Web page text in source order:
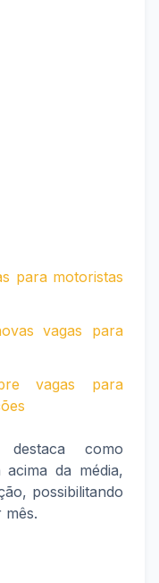
para motoristas
vagas para
vagas para
como
da média,
possibilitando
mês.